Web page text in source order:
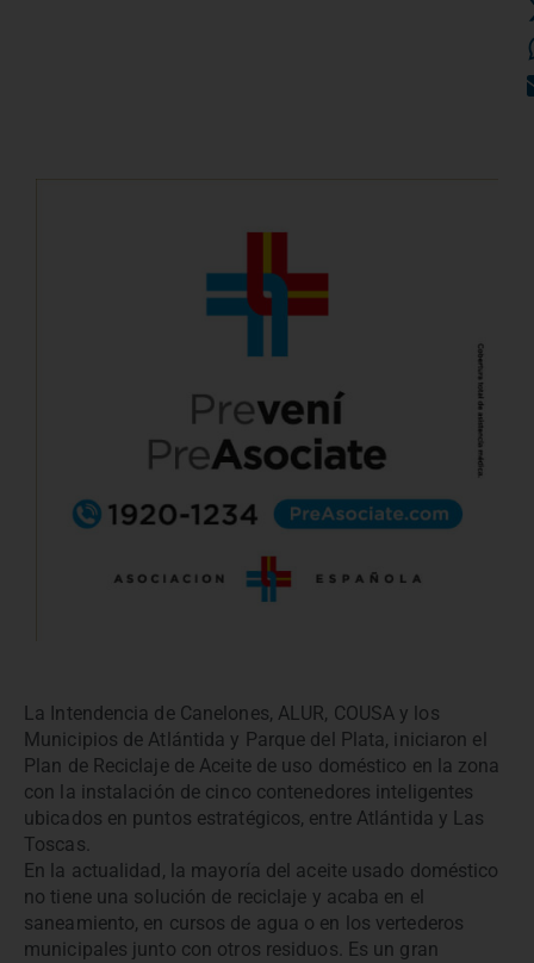
La Intendencia de Canelones, ALUR, COUSA y los
Municipios de Atlántida y Parque del Plata, iniciaron el
Plan de Reciclaje de Aceite de uso doméstico en la zona
con la instalación de cinco contenedores inteligentes
ubicados en puntos estratégicos, entre Atlántida y Las
Toscas.
En la actualidad, la mayoría del aceite usado doméstico
no tiene una solución de reciclaje y acaba en el
saneamiento, en cursos de agua o en los vertederos
municipales junto con otros residuos. Es un gran